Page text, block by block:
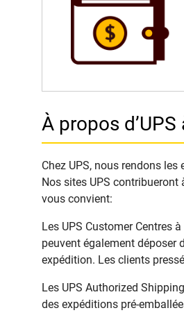
À propos
Chez UPS, nous rendons
Nos sites UPS contribueront
vous convient:
Les UPS Customer Centres
peuvent également déposer
expédition. Les clients
Les UPS Authorized
des expéditions pré-